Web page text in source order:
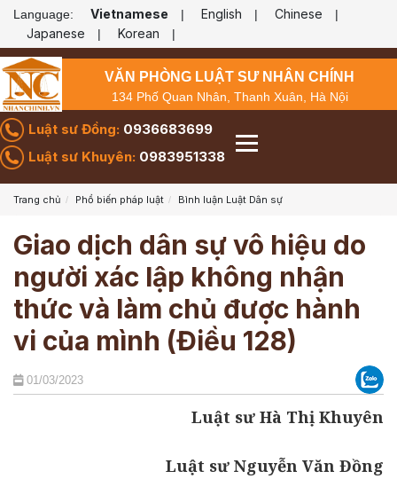
Language: Vietnamese | English | Chinese |
Japanese | Korean |
VĂN PHÒNG LUẬT SƯ NHÂN CHÍNH
134 Phố Quan Nhân, Thanh Xuân, Hà Nội
Luật sư Đồng: 0936683699
Luật sư Khuyên: 0983951338
Trang chủ Phổ biến pháp luật Bình luận Luật Dân sự
Giao dịch dân sự vô hiệu do
người xác lập không nhận
thức và làm chủ được hành
vi của mình (Điều 128)
01/03/2023
Luật sư Hà Thị Khuyên
Luật sư Nguyễn Văn Đồng